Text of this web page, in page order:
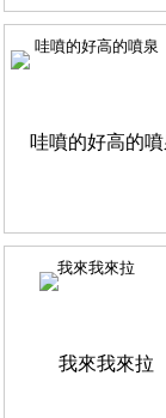
哇噴的好高的噴泉
我來我來拉